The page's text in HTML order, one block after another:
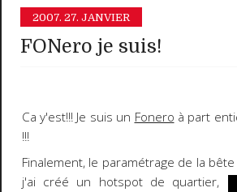
2007. 27. JANVIER
FONero je suis!
Ca y'est!!! Je suis un Fonero à part
!!!
Finalement, le paramétrage de la
j'ai créé un hotspotde quartier,